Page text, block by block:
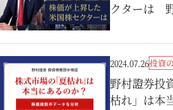
クターは
2024.07.26投資
野村證券投
枯れ」は本